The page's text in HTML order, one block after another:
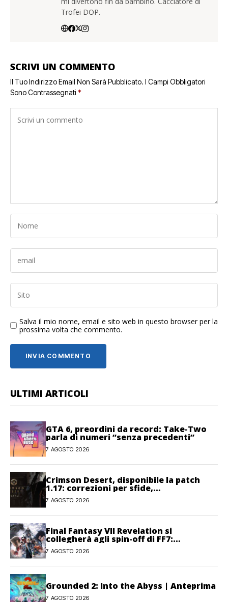
Trofei DOP.
SCRIVI UN COMMENTO
Il Tuo Indirizzo Email Non Sarà Pubblicato. I Campi Obbligatori
Sono Contrassegnati *
Salva il mio nome, email e sito web in questo browser per la
prossima volta che commento.
ULTIMI ARTICOLI
GTA 6, preordini da record: Take-Two
parla di numeri “senza precedenti”
7 AGOSTO 2026
Crimson Desert, disponibile la patch
1.17: correzioni per sfide,
combattimento e interfaccia
7 AGOSTO 2026
Final Fantasy VII Revelation si
collegherà agli spin-off di FF7:
Hamaguchi non si pone limiti
7 AGOSTO 2026
Grounded 2: Into the Abyss | Anteprima
7 AGOSTO 2026